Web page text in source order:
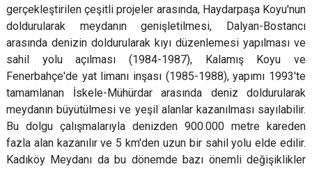
gerçekleştirilen çeşitli projeler arasında, Haydarpaşa Koyu'nun
doldurularak meydanın genişletilmesi, Dalyan-Bostancı
arasında denizin doldurularak kıyı düzenlemesi yapılması ve
sahil yolu açılması (1984-1987), Kalamış Koyu ve
Fenerbahçe'de yat limanı inşası (1985-1988), yapımı 1993'te
tamamlanan İskele-Mühürdar arasında deniz doldurularak
meydanın büyütülmesi ve yeşil alanlar kazanılması sayılabilir.
Bu dolgu çalışmalarıyla denizden 900.000 metre kareden
fazla alan kazanılır ve 5 km'den uzun bir sahil yolu elde edilir.
Kadıköy Meydanı da bu dönemde bazı önemli değişiklikler